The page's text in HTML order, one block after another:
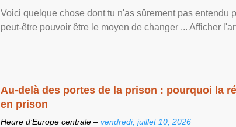
Voici quelque chose dont tu n'as sûrement pas entendu
peut-être pouvoir être le moyen de changer ... Afficher
Au-delà des portes de la prison : pourquoi la
en prison
Heure d’Europe centrale – vendredi, juillet 10, 2026